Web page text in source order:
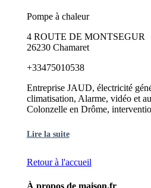
Pompe à chaleur
4 ROUTE DE MONTSEGUR
26230 Chamaret
+33475010538
Entreprise JAUD, électricité
climatisation, Alarme, vidéo et
Colonzelle en Drôme,
Lire la suite
Retour à l'accueil
À propos de maison.fr